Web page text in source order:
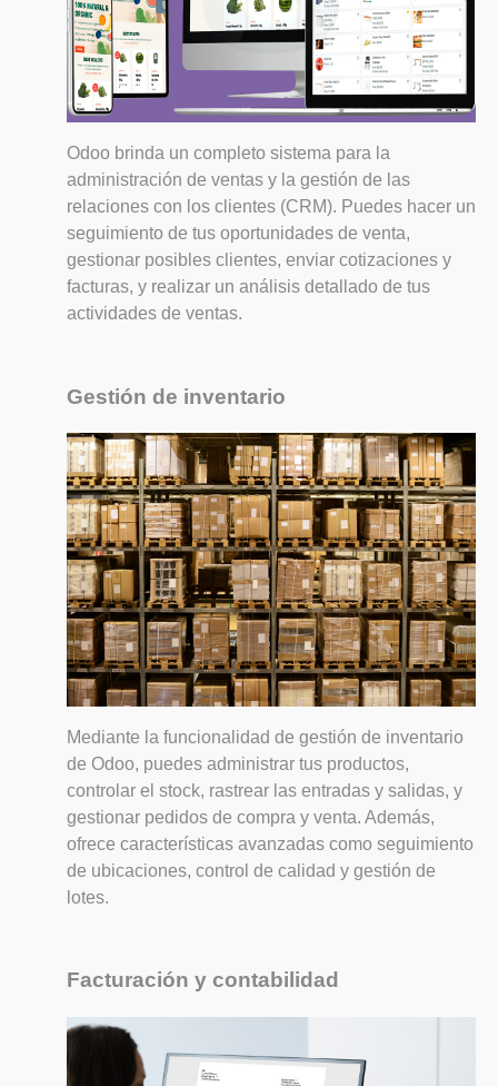
Odoo brinda un completo sistema para la
administración de ventas y la gestión de las
relaciones con los clientes (CRM). Puedes hacer un
seguimiento de tus oportunidades de venta,
gestionar posibles clientes, enviar cotizaciones y
facturas, y realizar un análisis detallado de tus
actividades de ventas.
Gestión de inventario
Mediante la funcionalidad de gestión de inventario
de Odoo, puedes administrar tus productos,
controlar el stock, rastrear las entradas y salidas, y
gestionar pedidos de compra y venta. Además,
ofrece características avanzadas como seguimiento
de ubicaciones, control de calidad y gestión de
lotes.
Facturación y contabilidad